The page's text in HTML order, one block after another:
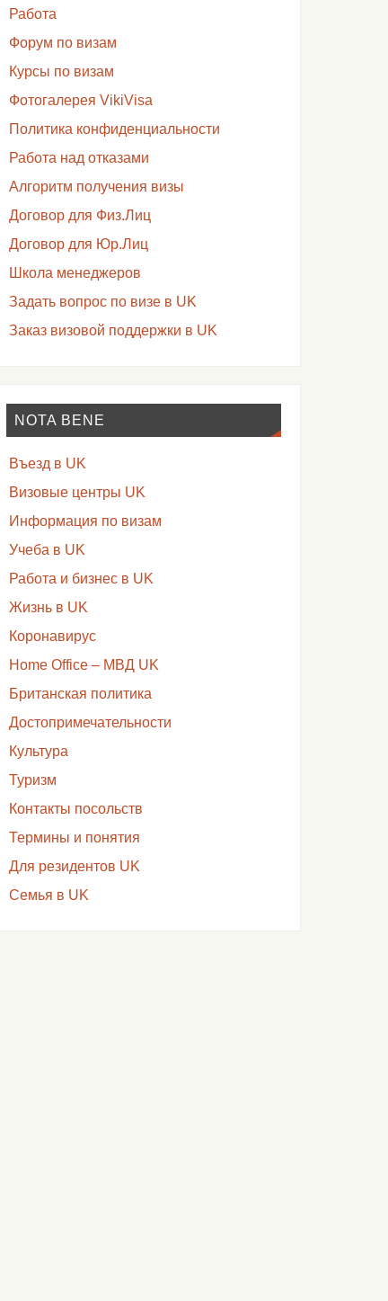
Работа
Форум по визам
Курсы по визам
Фотогалерея VikiVisa
Политика конфиденциальности
Работа над отказами
Алгоритм получения визы
Договор для Физ.Лиц
Договор для Юр.Лиц
Школа менеджеров
Задать вопрос по визе в UK
Заказ визовой поддержки в UK
NOTA BENE
Въезд в UK
Визовые центры UK
Информация по визам
Учеба в UK
Работа и бизнес в UK
Жизнь в UK
Коронавирус
Home Office – МВД UK
Британская политика
Достопримечательности
Культура
Туризм
Контакты посольств
Термины и понятия
Для резидентов UK
Семья в UK